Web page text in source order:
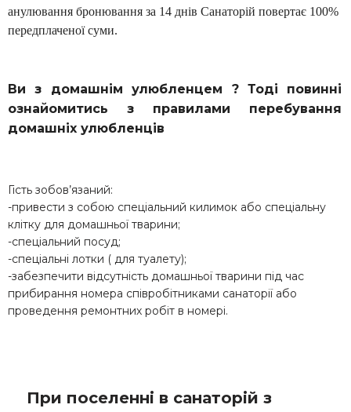
анулювання бронювання за 14 днів Санаторій повертає 100%
передплаченої суми.
Ви з домашнім улюбленцем ? Тоді повинні
ознайомитись з правилами перебування
домашніх улюбленців
Гість зобов’язаний:
-привести з собою спеціальний килимок або спеціальну
клітку для домашньої тварини;
-спеціальний посуд;
-спеціальні лотки ( для туалету);
-забезпечити відсутність домашньої тварини під час
прибирання номера співробітниками санаторії або
проведення ремонтних робіт в номері.
При поселенні в санаторій з